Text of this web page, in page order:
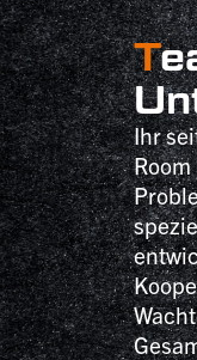
T
Ihr